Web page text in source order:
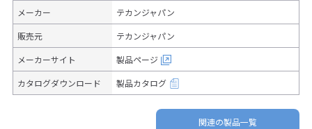
メーカー テカンジャパン
販売元 テカンジャパン
メーカーサイト 製品ページ
カタログダウンロード 製品カタログ
関連の製品一覧